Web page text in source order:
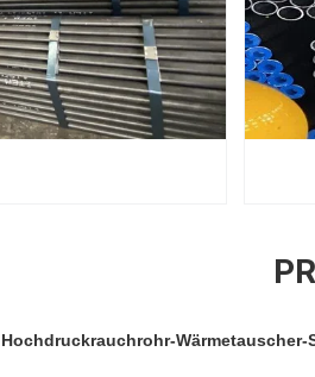
Hochdruckrauchrohr-Wärmetauscher-